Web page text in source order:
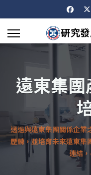
遠東集
透過與遠東集團關係企業
歷練，並培育未來遠東集
連結